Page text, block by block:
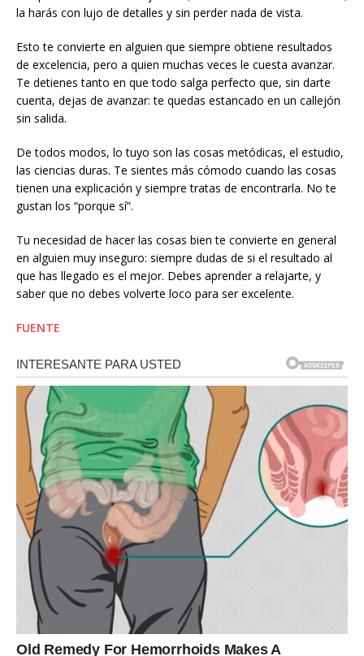
la harás con lujo de detalles y sin perder nada de vista.
Esto te convierte en alguien que siempre obtiene resultados
de excelencia, pero a quien muchas veces le cuesta avanzar.
Te detienes tanto en que todo salga perfecto que, sin darte
cuenta, dejas de avanzar: te quedas estancado en un callejón
sin salida.
De todos modos, lo tuyo son las cosas metódicas, el estudio,
las ciencias duras. Te sientes más cómodo cuando las cosas
tienen una explicación y siempre tratas de encontrarla. No te
gustan los “porque sí”.
Tu necesidad de hacer las cosas bien te convierte en general
en alguien muy inseguro: siempre dudas de si el resultado al
que has llegado es el mejor. Debes aprender a relajarte, y
saber que no debes volverte loco para ser excelente.
FUENTE